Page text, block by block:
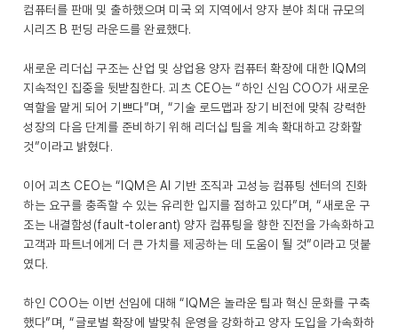
컴퓨터를 판매 및 출하했으며 미국 외 지역에서 양자 분야 최대 규모의
시리즈 B 펀딩 라운드를 완료했다.
새로운 리더십 구조는 산업 및 상업용 양자 컴퓨터 확장에 대한 IQM의
지속적인 집중을 뒷받침한다. 괴츠 CEO는 “하인 신임 COO가 새로운
역할을 맡게 되어 기쁘다”며, “기술 로드맵과 장기 비전에 맞춰 강력한
성장의 다음 단계를 준비하기 위해 리더십 팀을 계속 확대하고 강화할
것”이라고 밝혔다.
이어 괴츠 CEO는 “IQM은 AI 기반 조직과 고성능 컴퓨팅 센터의 진화
하는 요구를 충족할 수 있는 유리한 입지를 점하고 있다”며, “새로운 구
조는 내결함성(fault-tolerant) 양자 컴퓨팅을 향한 진전을 가속화하고
고객과 파트너에게 더 큰 가치를 제공하는 데 도움이 될 것”이라고 덧붙
였다.
하인 COO는 이번 선임에 대해 “IQM은 놀라운 팀과 혁신 문화를 구축
했다”며, “글로벌 확장에 발맞춰 운영을 강화하고 양자 도입을 가속화하